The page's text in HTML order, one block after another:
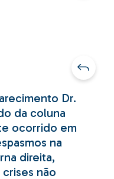
Dr.
da coluna
ocorrido em
na
direita,
não